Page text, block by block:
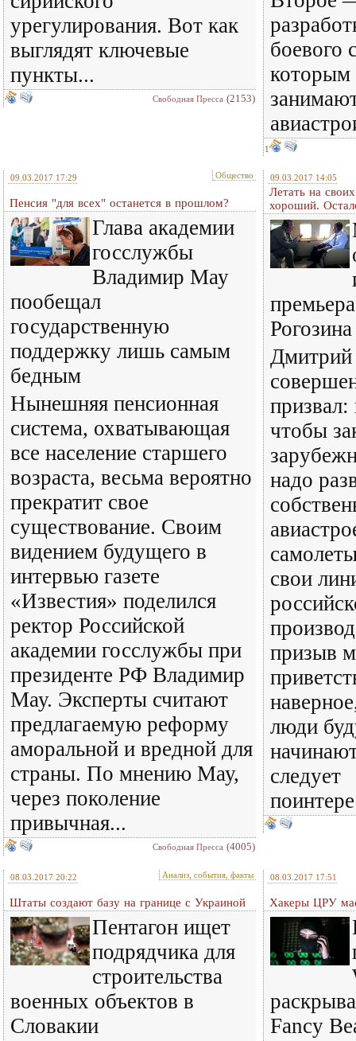
урегулирования. Вот как
выглядят ключевые
пункты...
Свободная Пресса (2153)
боевого
которым
1
09.03.2017 17:29 Общество
Пенсия "для всех" останется в прошлом?
Глава академии
госслужбы
Владимир Мау
пообещал
государственную
поддержку лишь самым
бедным
Нынешняя пенсионная
система, охватывающая
все население старшего
возраста, весьма вероятно
прекратит свое
существование. Своим
видением будущего в
интервью газете
«Известия» поделился
ректор Российской
академии госслужбы при
президенте РФ Владимир
Мау. Эксперты считают
предлагаемую реформу
аморальной и вредной для
страны. По мнению Мау,
через поколение
привычная...
Свободная Пресса (4005)
09.03.2017 14:05
Летать на
хороший.
Рогозина
Дмитрий
призвал:
чтобы
надо
свои
призыв
люди
следует
08.03.2017 20:22 Анализ, события, факты
Штаты создают базу на границе с Украиной
Пентагон ищет
подрядчика для
строительства
военных объектов в
Словакии
08.03.2017 17:51
Хакеры ЦРУ
Fancy